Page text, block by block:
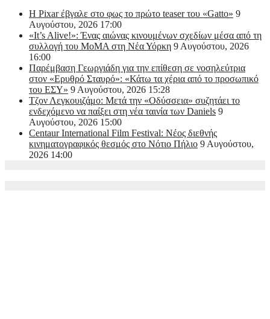
Η Pixar έβγαλε στο φως το πρώτο teaser του «Gatto» 9
Αυγούστου, 2026 17:00
«It’s Alive!»: Ένας αιώνας κινουμένων σχεδίων μέσα από τη
συλλογή του MoMA στη Νέα Υόρκη 9 Αυγούστου, 2026
16:00
Παρέμβαση Γεωργιάδη για την επίθεση σε νοσηλεύτρια
στον «Ερυθρό Σταυρό»: «Κάτω τα χέρια από το προσωπικό
του ΕΣΥ» 9 Αυγούστου, 2026 15:28
Τζον Λεγκουιζάμο: Μετά την «Οδύσσεια» συζητάει το
ενδεχόμενο να παίξει στη νέα ταινία των Daniels 9
Αυγούστου, 2026 15:00
Centaur International Film Festival: Νέος διεθνής
κινηματογραφικός θεσμός στο Νότιο Πήλιο 9 Αυγούστου,
2026 14:00